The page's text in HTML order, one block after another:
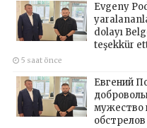
Evgeny
dolayı
teşekkür
5 saat önce
Евгений
мужество
обстрелов